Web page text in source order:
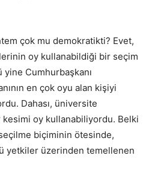
çok mu demokratikti? Evet,
oy kullanabildiği bir seçim
yine Cumhurbaşkanı
en çok oyu alan kişiyi
Dahası, üniversite
oy kullanabiliyordu. Belki
biçiminin ötesinde,
yetkiler üzerinden temellenen